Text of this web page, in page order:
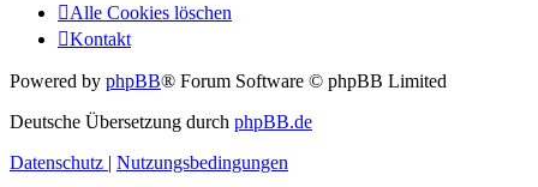
Alle Cookies löschen
Kontakt
Powered by phpBB® Forum Software © phpBB Limited
Deutsche Übersetzung durch phpBB.de
Datenschutz | Nutzungsbedingungen